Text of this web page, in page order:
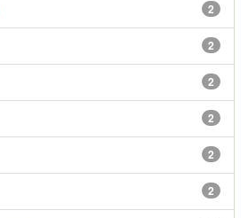
2
2
2
2
2
2